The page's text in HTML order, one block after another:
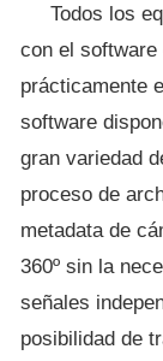
Todos los
con el software
prácticamente
software
gran variedad
proceso de
metadata de
360º sin la
señales
posibilidad de